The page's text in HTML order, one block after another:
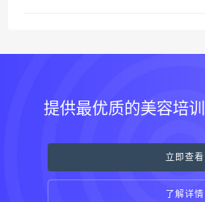
提供最优质的美容培
立即查看
了解详情